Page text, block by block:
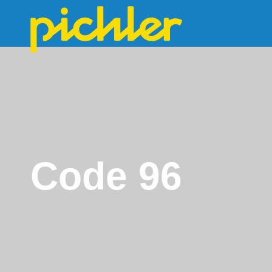
Code 96